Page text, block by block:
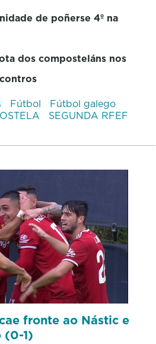
de poñerse 4º na
dos composteláns nos
Fútbol
Fútbol galego
SEGUNDA RFEF
fronte ao Nástic e
(0-1)